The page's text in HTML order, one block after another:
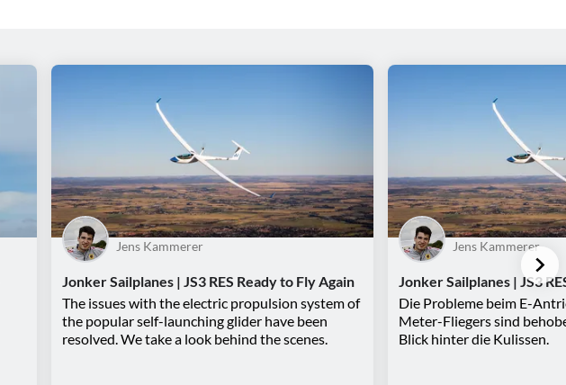
Jens Kammerer
Jonker Sailplanes | JS3 RES Ready to Fly Again
The issues with the electric propulsion system of
the popular self-launching glider have been
resolved. We take a look behind the scenes.
Jens Kammerer
Jonker Sailplanes | JS3
Die Probleme beim E-
Meter-Fliegers sind
Blick hinter die Kulissen.